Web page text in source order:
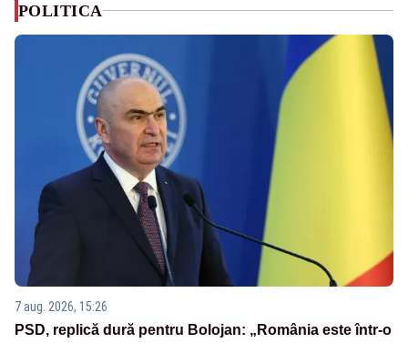
POLITICA
7 aug. 2026, 15:26
PSD, replică dură pentru Bolojan: „România este într-o